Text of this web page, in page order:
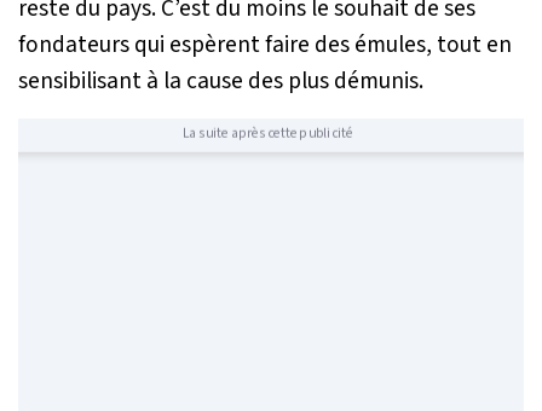
reste du pays. C’est du moins le souhait de ses
fondateurs qui espèrent faire des émules, tout en
sensibilisant à la cause des plus démunis.
La suite après cette publicité